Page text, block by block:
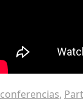
conferencias,